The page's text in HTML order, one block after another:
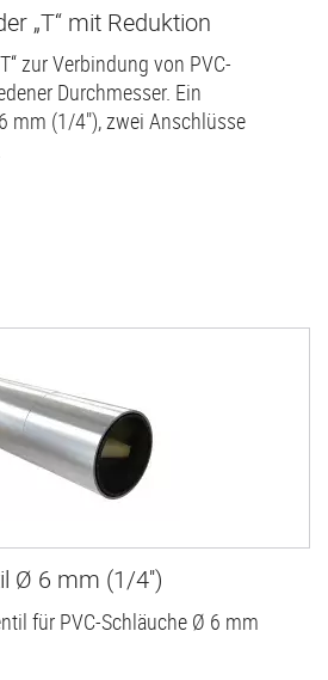
„T“ mit Reduktion
zur Verbindung von PVC-
Durchmesser. Ein
mm (1/4"), zwei Anschlüsse
Ø 6 mm (1/4'')
für PVC-Schläuche Ø 6 mm